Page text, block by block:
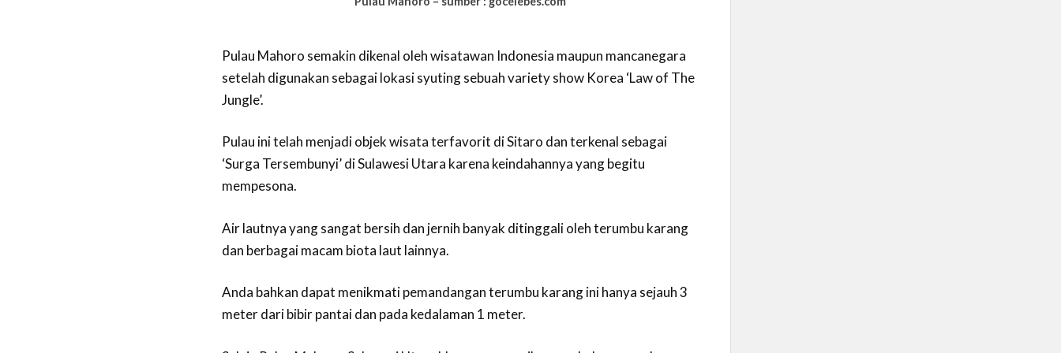
Pulau Mahoro semakin dikenal oleh wisatawan Indonesia maupun mancanegara
setelah digunakan sebagai lokasi syuting sebuah variety show Korea ‘Law of The
Jungle’.
Pulau ini telah menjadi objek wisata terfavorit di Sitaro dan terkenal sebagai
‘Surga Tersembunyi’ di Sulawesi Utara karena keindahannya yang begitu
mempesona.
Air lautnya yang sangat bersih dan jernih banyak ditinggali oleh terumbu karang
dan berbagai macam biota laut lainnya.
Anda bahkan dapat menikmati pemandangan terumbu karang ini hanya sejauh 3
meter dari bibir pantai dan pada kedalaman 1 meter.